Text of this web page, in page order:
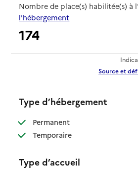
Nombre de place(s) habilitée(s) à l'
l'hébergement
174
Source et
Type d’hébergement
Permanent: disponible
Temporaire: disponible
Type d’accueil